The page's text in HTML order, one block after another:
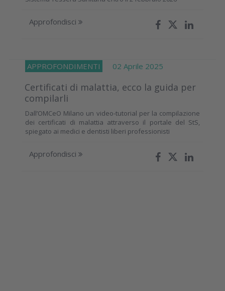
Approfondisci
APPROFONDIMENTI 02 Aprile 2025
Certificati di malattia, ecco la guida per
compilarli
Dall’OMCeO Milano un video-tutorial per la compilazione
dei certificati di malattia attraverso il portale del StS,
spiegato ai medici e dentisti liberi professionisti
Approfondisci